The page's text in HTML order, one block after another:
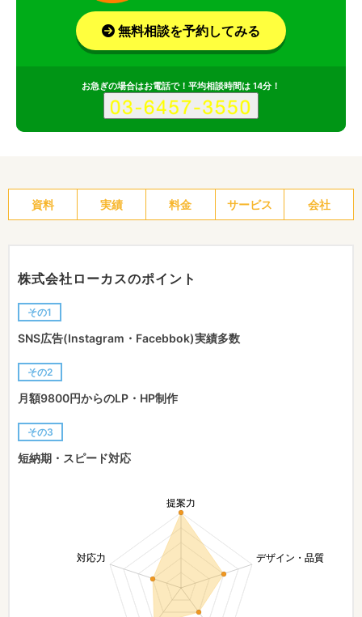
無料相談を予約してみる
お急ぎの場合はお電話で！平均相談時間は 14分！
資料 実績 料金 サービス 会社
株式会社ローカスのポイント
その1
SNS広告(Instagram・Facebbok)実績多数
その2
月額9800円からのLP・HP制作
その3
短納期・スピード対応